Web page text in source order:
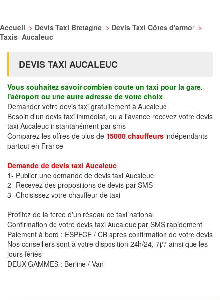
Accueil > Devis Taxi Bretagne > Devis Taxi Côtes d'armor >
Taxis Aucaleuc
DEVIS TAXI AUCALEUC
Vous souhaitez savoir combien coute un taxi pour la gare,
l'aéroport ou une autre adresse de votre choix
Demander votre devis taxi gratuitement à Aucaleuc
Besoin d'un devis taxi immédiat, ou a l'avance recevez votre devis
taxi Aucaleuc instantanément par sms
Comparez les offres de plus de 15000 chauffeurs indépendants
partout en France
Demande de devis taxi Aucaleuc
1- Publier une demande de devis taxi Aucaleuc
2- Recevez des propositions de devis par SMS
3- Choisissez votre chauffeur de taxi
Profitez de la force d'un réseau de taxi national
Confirmation de votre devis taxi Aucaleuc par SMS rapidement
Paiement à bord : ESPECE / CB apres confirmation de votre devis
Nos conseillers sont à votre disposition 24h/24, 7j/7 ainsi que les
jours fériés
DEUX GAMMES : Berline / Van